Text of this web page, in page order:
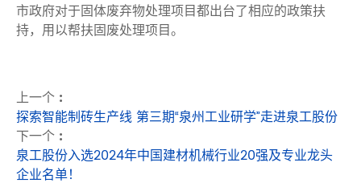
市政府对于固体废弃物处理项目都出台了相应的政策扶
持，用以帮扶固废处理项目。
上一个 :
探索智能制砖生产线 第三期“泉州工业研学”走进泉工股份
下一个 :
泉工股份入选2024年中国建材机械行业20强及专业龙头
企业名单！